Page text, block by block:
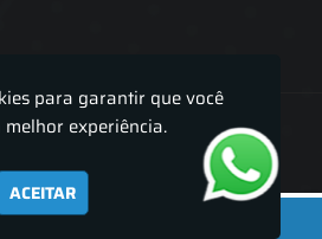
sob medidas e persianas
para garantir que você
experiência.
ACEITAR